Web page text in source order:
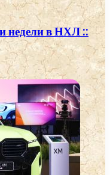
недели в НХЛ ::